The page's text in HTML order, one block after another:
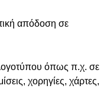
απόδοση σε
όπως π.χ. σε
χορηγίες, χάρτες,